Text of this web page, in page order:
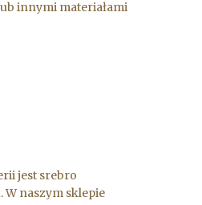
innymi materiałami
jest srebro
naszym sklepie